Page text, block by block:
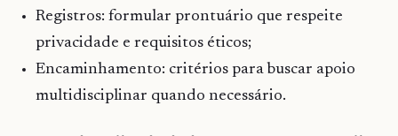
Registros: formular prontuário que respeite
privacidade e requisitos éticos;
Encaminhamento: critérios para buscar apoio
multidisciplinar quando necessário.